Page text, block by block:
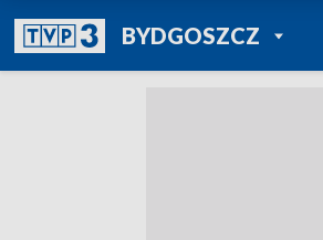
BYDGOSZCZPOWRÓT DO
TVP REGIONY